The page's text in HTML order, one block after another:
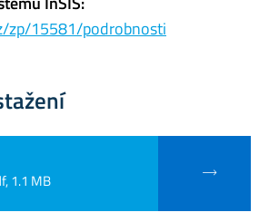
zp/15581/podrobnosti
1.1 MB